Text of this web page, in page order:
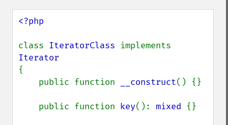
<?php
class IteratorClass
{
    public function
__construct() {}
    public function
key(): mixed {}